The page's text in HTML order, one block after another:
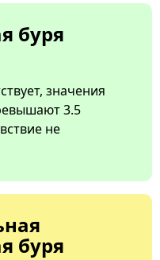
буря
значения
3.5
не
буря